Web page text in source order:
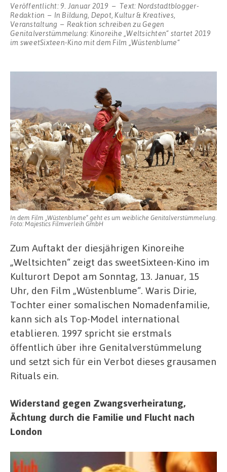
Veröffentlicht: 9. Januar 2019 Text: Nordstadtblogger-
Redaktion
In Bildung, Depot,Kultur & Kreatives,
Veranstaltung
Reaktion schreiben zu Gegen
Genitalverstümmelung: Kinoreihe „Weltsichten“ startet 2019
im sweetSixteen-Kino mit dem Film „Wüstenblume“
In dem Film „Wüstenblume“ geht es um weibliche Genitalverstümmelung.
Foto: Majestics Filmverleih GmbH
Zum Auftakt der diesjährigen Kinoreihe
„Weltsichten“ zeigt das sweetSixteen-Kino im
Kulturort Depot am Sonntag, 13. Januar, 15
Uhr, den Film „Wüstenblume“. Waris Dirie,
Tochter einer somalischen Nomadenfamilie,
kann sich als Top-Model international
etablieren. 1997 spricht sie erstmals
öffentlich über ihre Genitalverstümmelung
und setzt sich für ein Verbot dieses grausamen
Rituals ein.
Widerstand gegen Zwangsverheiratung,
Ächtung durch die Familie und Flucht nach
London